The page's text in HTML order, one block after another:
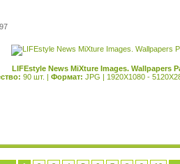
LIFEstyle News MiXture Images. Wallpapers
90 шт. | Формат: JPG | 1920X1080 -